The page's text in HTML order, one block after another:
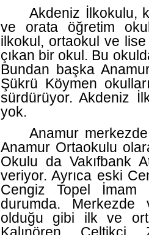
Akdeniz İlkokulu,
ve orata öğretim
ilkokul, ortaokul ve
çıkan bir okul. Bu
Bundan başka
Şükrü Köymen
sürdürüyor. Akdeniz
yok.
Anamur
Anamur Ortaokulu
Okulu da Vakıfbank
veriyor. Ayrıca eski
Cengiz Topel İmam
durumda.
olduğu gibi ilk ve